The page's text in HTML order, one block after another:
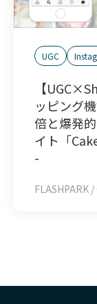
UGC
【
ッピング
倍と爆発
イト「
-
FLASHPARK